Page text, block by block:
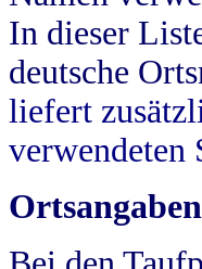
In dieser
deutsche
liefert
verwendeten